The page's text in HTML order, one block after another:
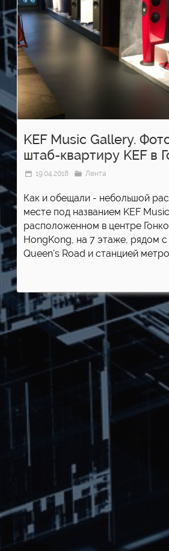
KEF Music Gallery.
штаб-квартиру KEF в
19.04.2018 Лента
Как и обещали - небольшой
месте под названием KEF
расположенном в центре
HongKong, на 7 этаже, рядом
Queen's Road и станцией